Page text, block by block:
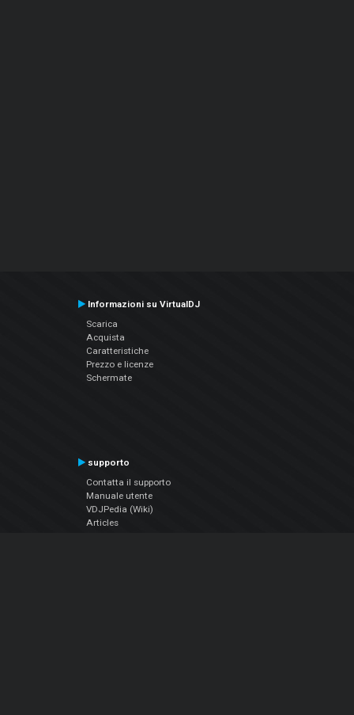
Informazioni su VirtualDJ
Scarica
Acquista
Caratteristiche
Prezzo e licenze
Schermate
supporto
Contatta il supporto
Manuale utente
VDJPedia (Wiki)
Articles